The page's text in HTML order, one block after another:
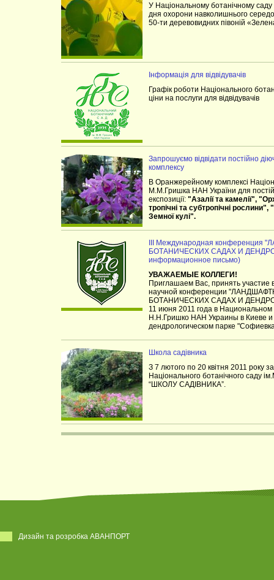
У Національному ботанічному
дня охорони навколишнього
50-ти деревовидних півоній
Інформація для відвідувачів
Графік роботи Національного
ціни на послуги для відвідувачів
Запрошуємо відвідати постійно
комплексу
В Оранжерейному комплексі
М.М.Гришка НАН України для
експозиції: "Азалії та камелії",
тропічні та субтропічні
Земної кулі".
III Международная
БОТАНИЧЕСКИХ САДАХ И
информационное письмо)
УВАЖАЕМЫЕ КОЛЛЕГИ!
Приглашаем Вас, принять
научной конференции
БОТАНИЧЕСКИХ САДАХ И
11 июня 2011 года в
Н.Н.Гришко НАН Украины в Киеве
дендрологическом парке
Школа садівника
З 7 лютого по 20 квітня 2011 року
Національного ботанічного саду
“ШКОЛУ САДІВНИКА”.
Дизайн та розробка АВАНПОРТ